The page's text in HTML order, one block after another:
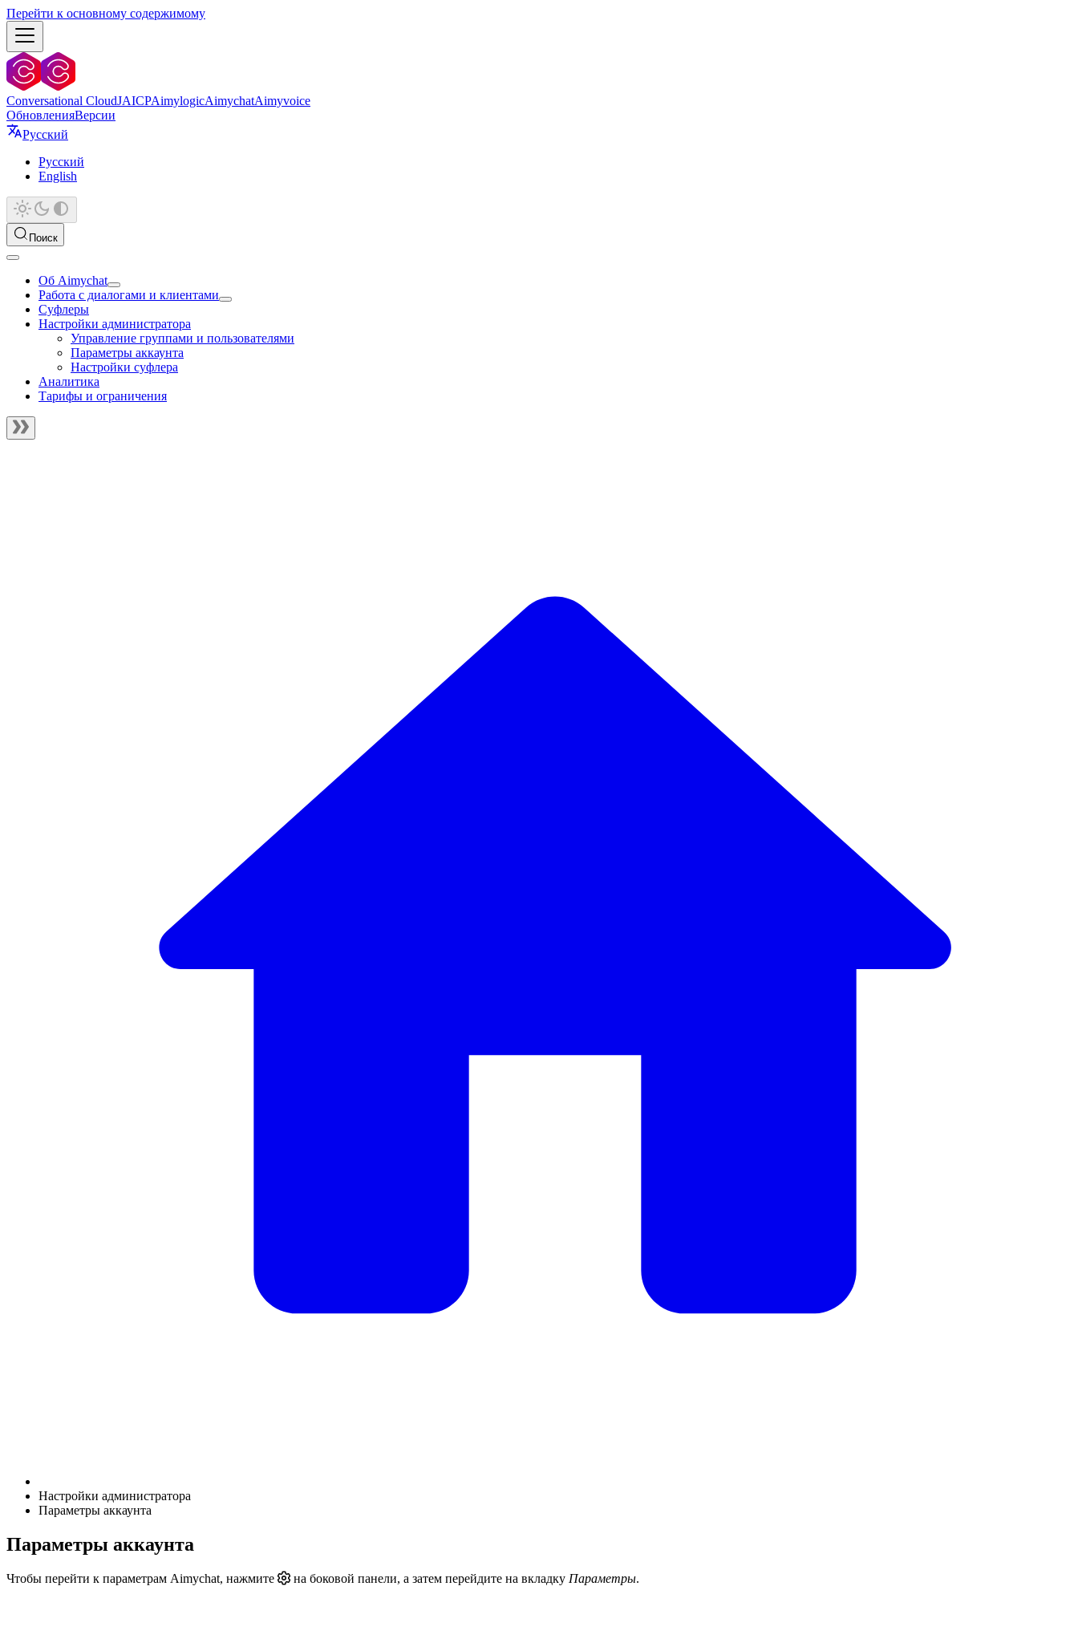
Перейти к основному содержимому
Conversational CloudJAICPAimylogicAimychatAimyvoice
ОбновленияВерсии
Русский
Русский
English
Поиск
Об Aimychat
Работа с диалогами и клиентами
Суфлеры
Настройки администратора
Управление группами и пользователями
Параметры аккаунта
Настройки суфлера
Аналитика
Тарифы и ограничения
Настройки администратора
Параметры аккаунта
Параметры аккаунта
Чтобы перейти к параметрам Aimychat, нажмите на боковой панели, а затем перейдите на вкладку Параметры.